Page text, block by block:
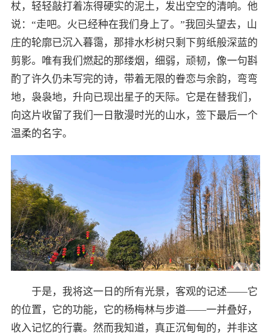
杖，轻轻敲打着冻得硬实的泥土，发出空空的清响。他
说：“走吧。火已经种在我们身上了。”我回头望去，山
庄的轮廓已沉入暮霭，那排水杉树只剩下剪纸般深蓝的
剪影。唯有我们燃起的那缕烟，细弱，顽韧，像一句斟
酌了许久仍未写完的诗，带着无限的眷恋与余韵，弯弯
地，袅袅地，升向已现出星子的天际。它是在替我们，
向这片收留了我们一日散漫时光的山水，签下最后一个
温柔的名字。
于是，我将这一日的所有光景，客观的记述——它
的位置，它的功能，它的杨梅林与步道——一并叠好，
收入记忆的行囊。然而我知道，真正沉甸甸的，并非这